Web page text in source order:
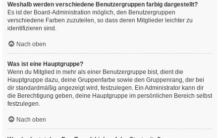
Weshalb werden verschiedene Benutzergruppen farbig dargestellt?
Es ist der Board-Administration möglich, den Benutzergruppen
verschiedene Farben zuzuteilen, so dass deren Mitglieder leichter zu
identifizieren sind.
Nach oben
Was ist eine Hauptgruppe?
Wenn du Mitglied in mehr als einer Benutzergruppe bist, dient die
Hauptgruppe dazu, deine Gruppenfarbe sowie den Gruppenrang, der bei
dir standardmäßig angezeigt wird, festzulegen. Ein Administrator kann dir
die Berechtigung geben, deine Hauptgruppe im persönlichen Bereich selbst
festzulegen.
Nach oben